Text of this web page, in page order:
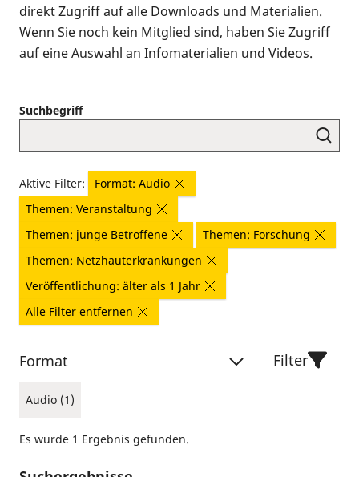
direkt Zugriff auf alle Downloads und Materialien.
Wenn Sie noch kein Mitglied sind, haben Sie Zugriff
auf eine Auswahl an Infomaterialien und Videos.
Suchbegriff
Aktive Filter:
Format: Audio
Themen: Veranstaltung
Themen: junge Betroffene
Themen: Forschung
Themen: Netzhauterkrankungen
Veröffentlichung: älter als 1 Jahr
Alle Filter entfernen
Format
Audio (1)
Filter
Es wurde 1 Ergebnis gefunden.